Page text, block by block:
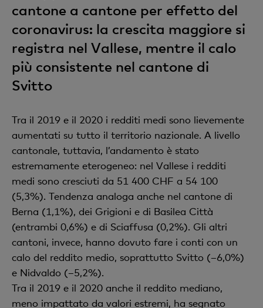
cantone a cantone per effetto del
coronavirus: la crescita maggiore si
registra nel Vallese, mentre il calo
più consistente nel cantone di
Svitto
Tra il 2019 e il 2020 i redditi medi sono lievemente
aumentati su tutto il territorio nazionale. A livello
cantonale, tuttavia, l’andamento è stato
estremamente eterogeneo: nel Vallese i redditi
medi sono cresciuti da 51 400 CHF a 54 100
(5,3%). Tendenza analoga anche nel cantone di
Berna (1,1%), dei Grigioni e di Basilea Città
(entrambi 0,6%) e di Sciaffusa (0,2%). Gli altri
cantoni, invece, hanno dovuto fare i conti con un
calo del reddito medio, soprattutto Svitto (–6,0%)
e Nidvaldo (–5,2%).
Tra il 2019 e il 2020 anche il reddito mediano,
meno impattato da valori estremi, ha segnato